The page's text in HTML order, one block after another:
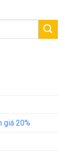
giá 20%